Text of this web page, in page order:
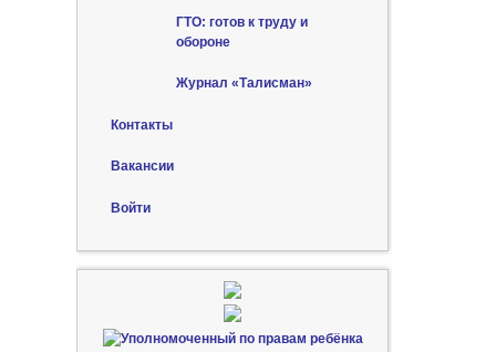
ГТО: готов к труду и
обороне
Журнал «Талисман»
Контакты
Вакансии
Войти